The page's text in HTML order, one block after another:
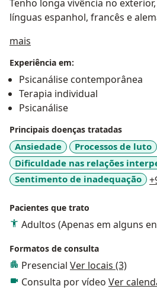
Tenho longa vivência no
línguas espanhol, francês e
mais
Experiência em:
Psicanálise contemporânea
Terapia individual
Psicanálise
Principais doenças tratadas
Ansiedade Processos de luto
Dificuldade nas relações
Sentimento de inadequação
Pacientes que trato
Adultos (Apenas em alguns
Formatos de consulta
Presencial Ver locais (3)
Consulta por vídeo Ver